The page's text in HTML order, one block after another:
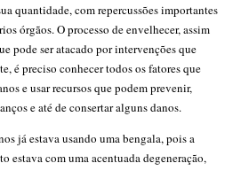
quantidade, com repercussões importantes
órgãos. O processo de envelhecer, assim
pode ser atacado por intervenções que
é preciso conhecer todos os fatores que
e usar recursos que podem prevenir,
e até de consertar alguns danos.
já estava usando uma bengala, pois a
estava com uma acentuada degeneração,